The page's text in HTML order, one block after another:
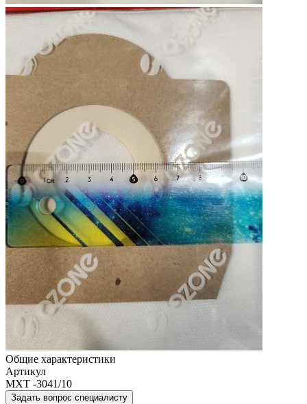
Общие характеристики
Артикул
MXT -3041/10
Задать вопрос специалисту